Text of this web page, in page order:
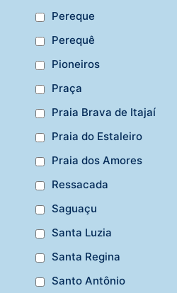
Pereque
Perequê
Pioneiros
Praça
Praia Brava de Itajaí
Praia do Estaleiro
Praia dos Amores
Ressacada
Saguaçu
Santa Luzia
Santa Regina
Santo Antônio